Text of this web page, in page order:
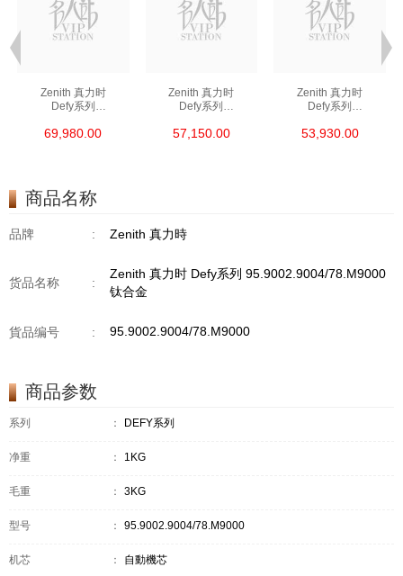
Zenith 真力时
Defy系列
精钢
69,980.00
Zenith 真力时
Defy系列
精钢
57,150.00
Zenith 真力时
Defy系列
精钢
53,930.00
商品名称
品牌 : Zenith 真力時
货品名称 :
Zenith 真力时 Defy系列 95.9002.9004/78.M9000
钛合金
貨品编号 : 95.9002.9004/78.M9000
商品参数
系列 ： DEFY系列
净重 ： 1KG
毛重 ： 3KG
型号 ： 95.9002.9004/78.M9000
机芯 ： 自動機芯